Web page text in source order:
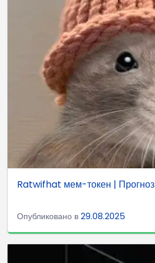
Ratwifhat мем-токен | Прогноз
Опубликовано в 29.08.2025